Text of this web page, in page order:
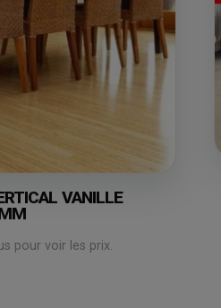
VANILLE
pour voir les prix.